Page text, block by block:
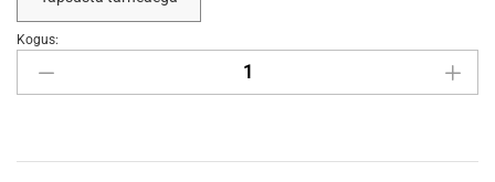
Trimmeripea
Ø109
/
Kogus: